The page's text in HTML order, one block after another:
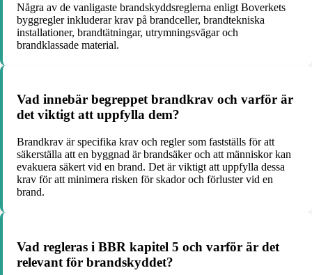
Några av de vanligaste brandskyddsreglerna enligt Boverkets
byggregler inkluderar krav på brandceller, brandtekniska
installationer, brandtätningar, utrymningsvägar och
brandklassade material.
Vad innebär begreppet brandkrav och varför är
det viktigt att uppfylla dem?
Brandkrav är specifika krav och regler som fastställs för att
säkerställa att en byggnad är brandsäker och att människor kan
evakuera säkert vid en brand. Det är viktigt att uppfylla dessa
krav för att minimera risken för skador och förluster vid en
brand.
Vad regleras i BBR kapitel 5 och varför är det
relevant för brandskyddet?